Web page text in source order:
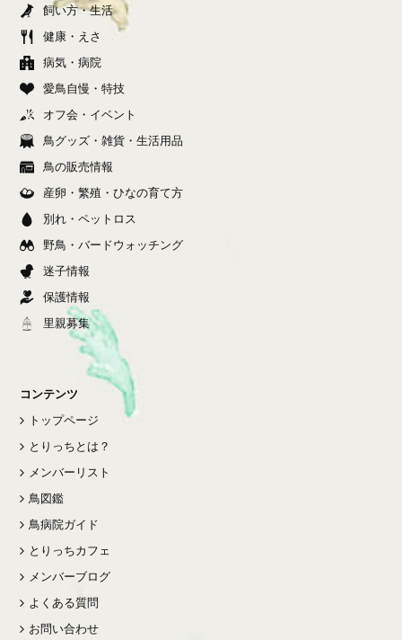
飼い方・生活
健康・えさ
病気・病院
愛鳥自慢・特技
オフ会・イベント
鳥グッズ・雑貨・生活用品
鳥の販売情報
産卵・繁殖・ひなの育て方
別れ・ペットロス
野鳥・バードウォッチング
迷子情報
保護情報
里親募集
コンテンツ
トップページ
とりっちとは？
メンバーリスト
鳥図鑑
鳥病院ガイド
とりっちカフェ
メンバーブログ
よくある質問
お問い合わせ